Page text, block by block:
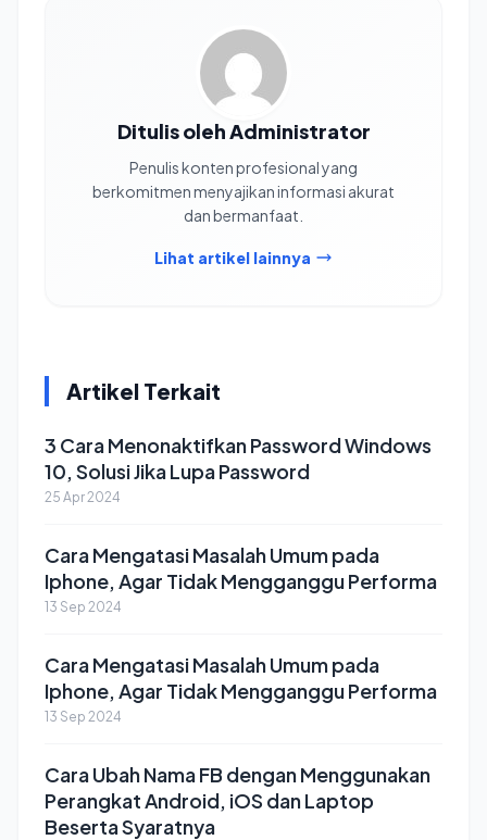
Ditulis oleh Administrator
Penulis konten profesional yang
berkomitmen menyajikan informasi akurat
dan bermanfaat.
Lihat artikel lainnya
Artikel Terkait
3 Cara Menonaktifkan Password Windows
10, Solusi Jika Lupa Password
25 Apr 2024
Cara Mengatasi Masalah Umum pada
Iphone, Agar Tidak Mengganggu Performa
13 Sep 2024
Cara Mengatasi Masalah Umum pada
Iphone, Agar Tidak Mengganggu Performa
13 Sep 2024
Cara Ubah Nama FB dengan Menggunakan
Perangkat Android, iOS dan Laptop
Beserta Syaratnya